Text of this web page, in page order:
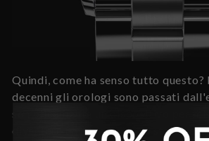
Quindi, come ha senso tutto
decenni gli orologi sono passati
semplicemente un dispositivo per
diventare un accessorio di status e